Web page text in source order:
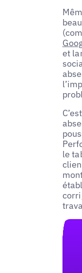
et
le